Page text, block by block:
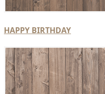
HAPPY BIRTHDAY